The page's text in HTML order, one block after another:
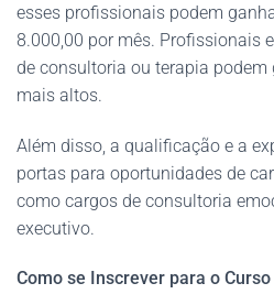
esses profissionais podem
8.000,00 por mês. Profissionais
de consultoria ou terapia
mais altos.
Além disso, a qualificação e a
portas para oportunidades de
como cargos de consultoria
executivo.
Como se Inscrever para o